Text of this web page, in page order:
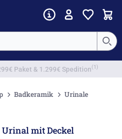
Badkeramik Urinale
mit Deckel